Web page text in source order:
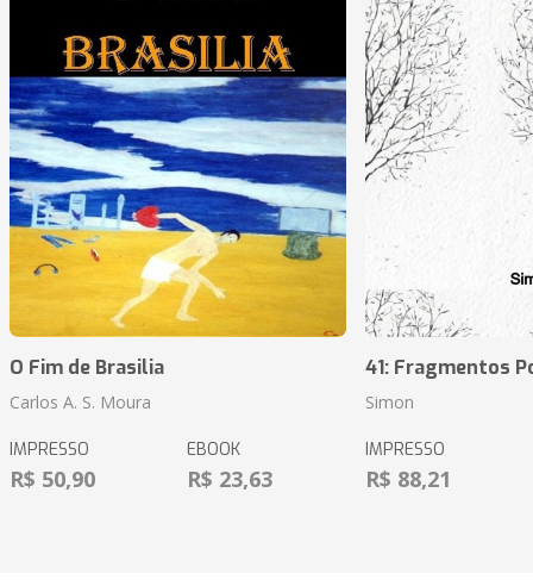
O Fim de Brasilia
Carlos A. S. Moura
IMPRESSO
R$ 50,90
EBOOK
R$ 23,63
41: Fragmentos
Simon
IMPRESSO
R$ 88,21